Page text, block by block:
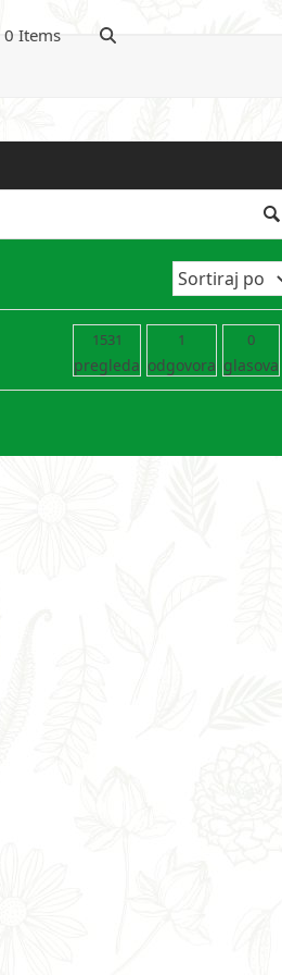
0 Items
1531
pregleda
1
odgovora
0
glasova